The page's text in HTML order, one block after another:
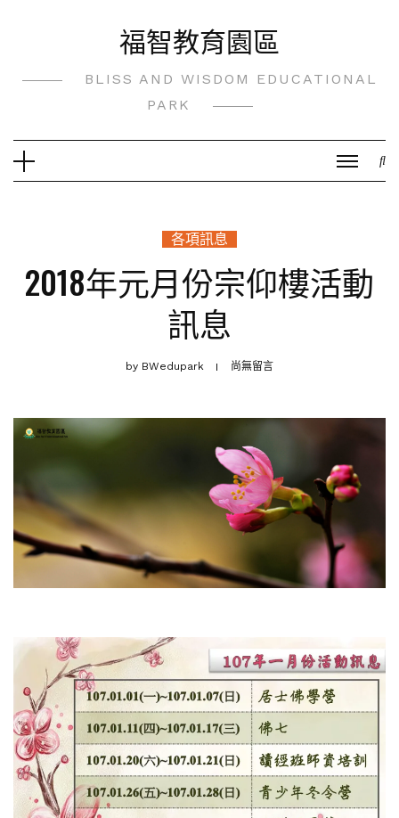
福智教育園區
BLISS AND WISDOM EDUCATIONAL
PARK
各項訊息
2018年元月份宗仰樓活動
訊息
by BWedupark 尚無留言